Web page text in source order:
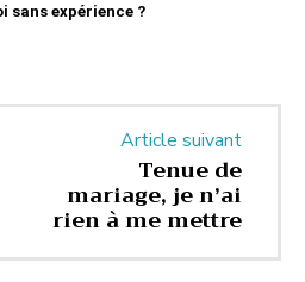
sans expérience ?
Article suivant
Tenue de
mariage, je n’ai
rien à me mettre